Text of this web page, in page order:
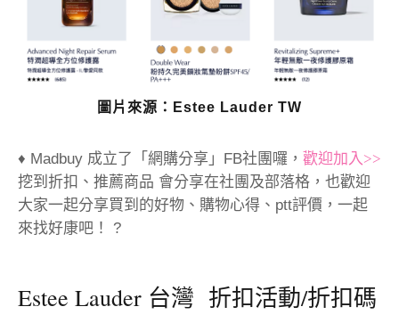
圖片來源：Estee Lauder TW
♦ Madbuy 成立了「網購分享」FB社團囉， 歡迎加入>>
挖到折扣、推薦商品 會分享在社團及部落格，也歡迎
大家一起分享買到的好物、購物心得、ptt評價，一起
來找好康吧！ ?
Estee Lauder 台灣 折扣活動/折扣碼